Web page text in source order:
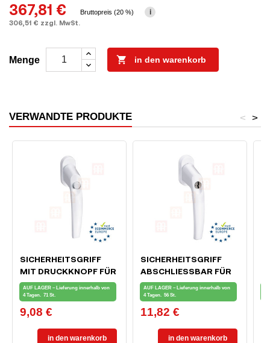
367,81 €
306,51 € zzgl. MwSt.
Bruttopreis (20 %) i
Menge  in den warenkorb
VERWANDTE PRODUKTE >
<
SICHERHEITSGRIFF
MIT DRUCKKNOPF FÜR
FENSTER UND
BALKONTÜR, WEISS
AUF LAGER – Lieferung innerhalb von
4 Tagen. 71 St.
Preis
9,08 €
in den warenkorb
SICHERHEITSGRIFF
ABSCHLIESSBAR FÜR F
ENSTER UND B
ALKONTÜREN, WEISS
AUF LAGER – Lieferung innerhalb von
4 Tagen. 56 St.
Preis
11,82 €
in den warenkorb